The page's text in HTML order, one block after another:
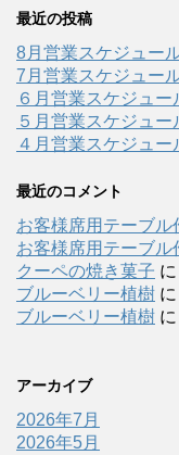
最近の投稿
8月営業スケジュー
7月営業スケジュー
６月営業スケジュー
５月営業スケジュー
４月営業スケジュー
最近のコメント
お客様席用テーブル
お客様席用テーブル
クーペの焼き菓子 に
ブルーベリー植樹 に
ブルーベリー植樹 に
アーカイブ
2026年7月
2026年5月